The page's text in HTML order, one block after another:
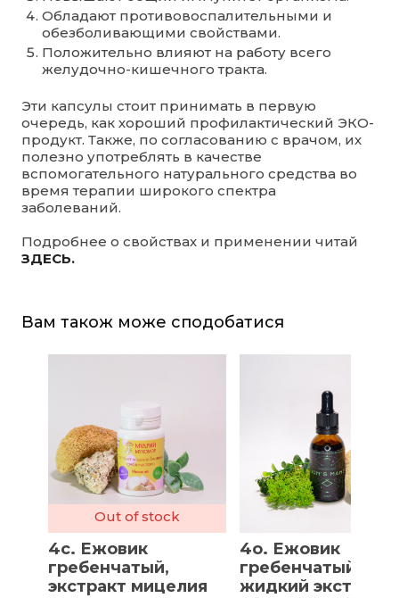
Обладают противовоспалительными и
обезболивающими свойствами.
Положительно влияют на работу всего
желудочно-кишечного тракта.
Эти капсулы стоит принимать в первую
очередь, как хороший профилактический ЭКО-
продукт. Также, по согласованию с врачом, их
полезно употреблять в качестве
вспомогательного натурального средства во
время терапии широкого спектра
заболеваний.
Подробнее о свойствах и применении читай
ЗДЕСЬ.
Вам також може сподобатися
Out of stock
4c. Ежовик
гребенчатый,
экстракт мицелия
4o. Ежовик
гребенчатый,
жидкий экстракт